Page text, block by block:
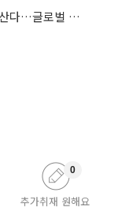
'법정화폐 철회' 엘살바도르, 비트코인 더 산다…글로벌 트렌드 '코인 비축'
추가취재 원해요
0